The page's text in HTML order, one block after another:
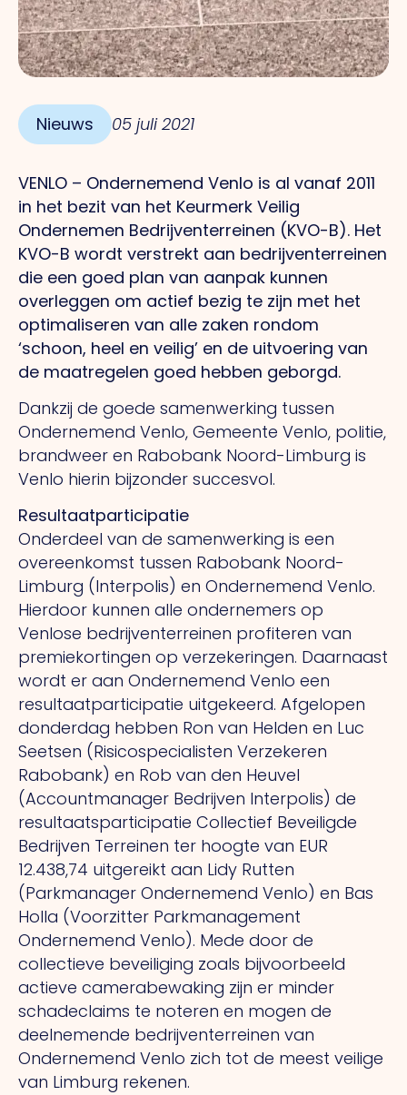
Nieuws 05 juli 2021
VENLO – Ondernemend Venlo is al vanaf 2011
in het bezit van het Keurmerk Veilig
Ondernemen Bedrijventerreinen (KVO-B). Het
KVO-B wordt verstrekt aan bedrijventerreinen
die een goed plan van aanpak kunnen
overleggen om actief bezig te zijn met het
optimaliseren van alle zaken rondom
‘schoon, heel en veilig’ en de uitvoering van
de maatregelen goed hebben geborgd.
Dankzij de goede samenwerking tussen
Ondernemend Venlo, Gemeente Venlo, politie,
brandweer en Rabobank Noord-Limburg is
Venlo hierin bijzonder succesvol.
Resultaatparticipatie
Onderdeel van de samenwerking is een
overeenkomst tussen Rabobank Noord-
Limburg (Interpolis) en Ondernemend Venlo.
Hierdoor kunnen alle ondernemers op
Venlose bedrijventerreinen profiteren van
premiekortingen op verzekeringen. Daarnaast
wordt er aan Ondernemend Venlo een
resultaatparticipatie uitgekeerd. Afgelopen
donderdag hebben Ron van Helden en Luc
Seetsen (Risicospecialisten Verzekeren
Rabobank) en Rob van den Heuvel
(Accountmanager Bedrijven Interpolis) de
resultaatsparticipatie Collectief Beveiligde
Bedrijven Terreinen ter hoogte van EUR
12.438,74 uitgereikt aan Lidy Rutten
(Parkmanager Ondernemend Venlo) en Bas
Holla (Voorzitter Parkmanagement
Ondernemend Venlo). Mede door de
collectieve beveiliging zoals bijvoorbeeld
actieve camerabewaking zijn er minder
schadeclaims te noteren en mogen de
deelnemende bedrijventerreinen van
Ondernemend Venlo zich tot de meest veilige
van Limburg rekenen.